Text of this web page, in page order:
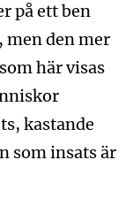
på ett ben
den mer
här visas
kastande
som insats är